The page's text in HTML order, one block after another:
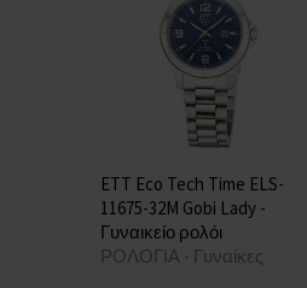
ETT Eco Tech Time ELS-
11675-32M Gobi Lady -
Γυναικείο ρολόι
ΡΟΛΟΓΙΑ - Γυναίκες